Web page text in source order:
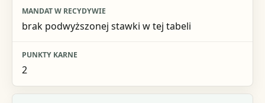
brak podwyższonej stawki w tej tabeli
2